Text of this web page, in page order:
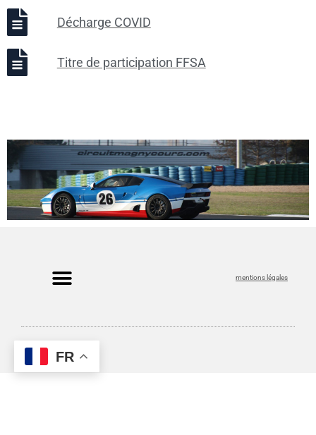
Décharge COVID
Titre de participation FFSA
mentions légales
FR